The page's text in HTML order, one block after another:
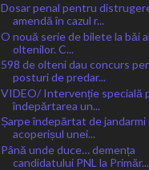
Dosar penal pentru
amendă în cazul r...
O nouă serie de bilete la băi
oltenilor. C...
598 de olteni dau concurs
posturi de predar...
VIDEO/ Intervenție specială
îndepărtarea un...
Șarpe îndepărtat de jandarmi
acoperișul unei...
Până unde duce… demența
candidatului PNL la Primăr...